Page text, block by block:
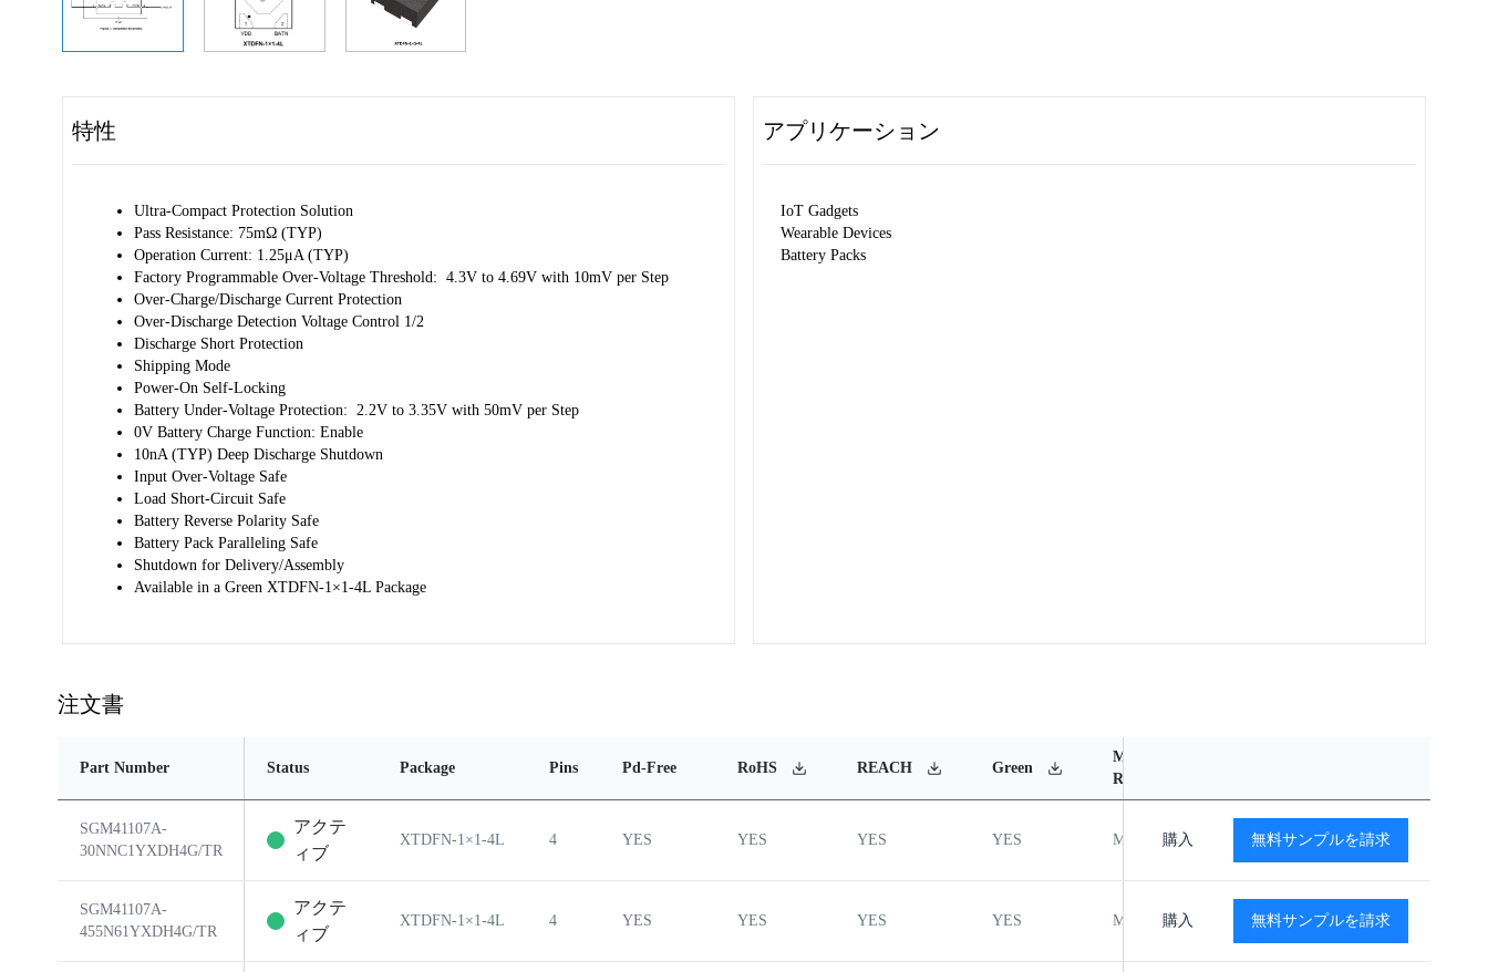
特性
Ultra-Compact Protection Solution
Pass Resistance: 75mΩ (TYP)
Operation Current: 1.25μA (TYP)
Factory Programmable Over-Voltage Threshold: 4.3V to 4.69V with 10mV per Step
Over-Charge/Discharge Current Protection
Over-Discharge Detection Voltage Control 1/2
Discharge Short Protection
Shipping Mode
Power-On Self-Locking
Battery Under-Voltage Protection: 2.2V to 3.35V with 50mV per Step
0V Battery Charge Function: Enable
10nA (TYP) Deep Discharge Shutdown
Input Over-Voltage Safe
Load Short-Circuit Safe
Battery Reverse Polarity Safe
Battery Pack Paralleling Safe
Shutdown for Delivery/Assembly
Available in a Green XTDFN-1×1-4L Package
アプリケーション
IoT Gadgets
Wearable Devices
Battery Packs
注文書
Part Number Status Package Pins Pd-Free RoHS REACH Green
MSL
Rating
SGM41107A-
30NNC1YXDH4G/TR
アクテ
ィブ
XTDFN-1×1-4L 4 YES YES YES YES MSL1 -40℃ to +85℃ 閲覧
購入 無料サンプルを請求
SGM41107A-
455N61YXDH4G/TR
アクテ
ィブ
XTDFN-1×1-4L 4 YES YES YES YES MSL1 -40℃ to +85℃ 閲覧
購入 無料サンプルを請求